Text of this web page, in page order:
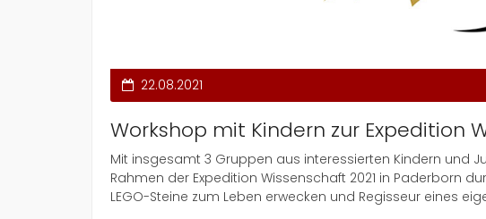
22.08.2021
Workshop mit Kindern zur Expedition
Mit insgesamt 3 Gruppen aus interessierten Kindern und
Rahmen der Expedition Wissenschaft 2021 in Paderborn
LEGO-Steine zum Leben erwecken und Regisseur eines